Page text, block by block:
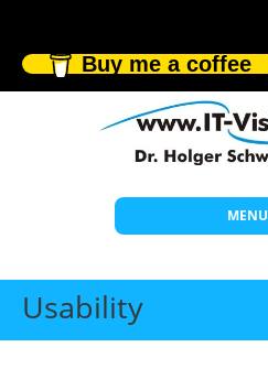
Buy me a coffee
MENU
Start
Usability